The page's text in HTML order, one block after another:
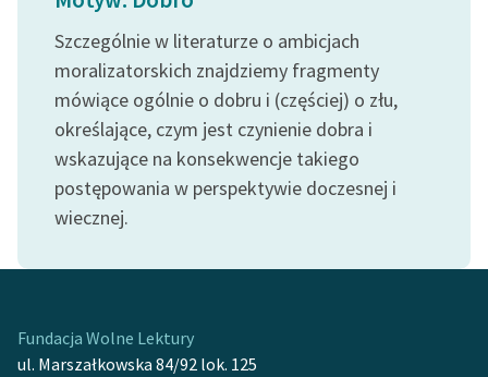
Szczególnie w literaturze o ambicjach
moralizatorskich znajdziemy fragmenty
mówiące ogólnie o dobru i (częściej) o złu,
określające, czym jest czynienie dobra i
wskazujące na konsekwencje takiego
postępowania w perspektywie doczesnej i
wiecznej.
Fundacja Wolne Lektury
ul. Marszałkowska 84/92 lok. 125